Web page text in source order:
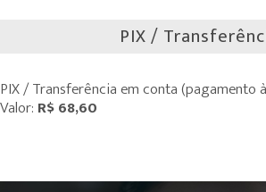
PIX /
PIX / Transferência em conta (pagamento
Valor: R$ 68,60